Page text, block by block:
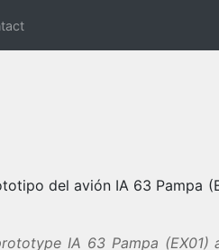
del avión IA 63 Pampa
IA 63 Pampa (EX01)